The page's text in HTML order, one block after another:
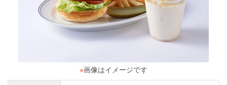
※画像はイメージです